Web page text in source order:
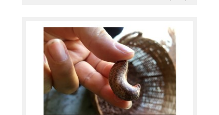
hạt điều rang muối vỏ lụa là món ăn, là loại hạt rất
tốt cho sức khỏe. Trước khi chia sẻ cho các bạn
biết về những lợi ích của hạt điều thì Dihona sẽ giới
thiệu về hạt điều rang muối vỏ lụa được chế biến
như thế nào nhé!